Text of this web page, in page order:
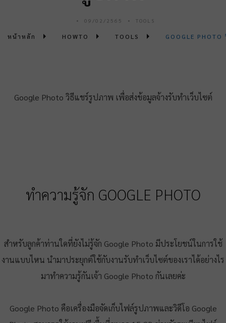
09/02/2565 TOOLS
หน้าหลัก HOWTO TOOLS GOOGLE
Google Photo วิธีแชร์รูปภาพ เพื่อส่งข้อมูลจ้างรับทำเว็บไซต์
ทำความรู้จัก GOOGLE PHOTO
สำหรับลูกค้าท่านใดที่ยังไม่รู้จัก Google Photo มีประโยชน์ในการใช้
งานแบบไหน นำมาประยุกต์ใช้กับงานรับทำเว็บไซต์ของเราได้อย่างไร
มาทำความรู้กันเจ้า Google Photo กันเลยค่ะ
Google Photo คือเครื่องมือจัดเก็บไฟล์รูปภาพและวิดีโอ Google